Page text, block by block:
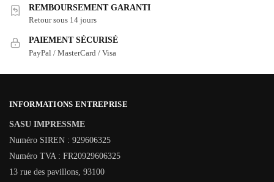
REMBOURSEMENT GARANTI
Retour sous 14 jours
PAIEMENT SÉCURISÉ
PayPal / MasterCard / Visa
INFORMATIONS ENTREPRISE
SASU IMPRESSME
Numéro SIREN : 929606325
Numéro TVA : FR20929606325
13 rue des pavillons, 93100